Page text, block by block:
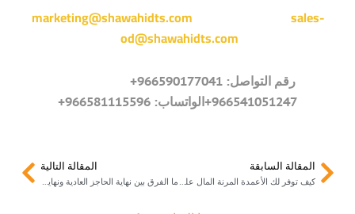
marketing@shawahidts.com
sales-
od@shawahidts.com
رقم التواصل:
966590177041+
966541051247+ الواتساب: 966581115596+
Prevالمقالة السابقة المقالة التالية